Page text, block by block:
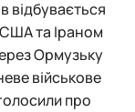
відбувається
США та Іраном
Ормузьку
військове
про